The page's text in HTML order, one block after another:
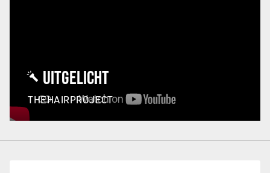
UITGELICHT
THEHAIRPROJECT